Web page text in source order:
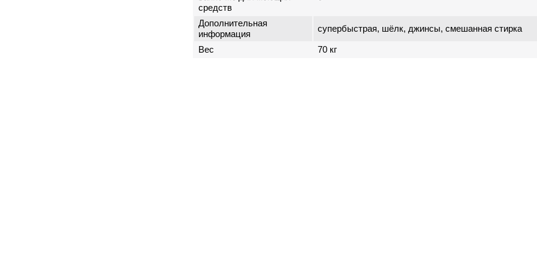
средств
Дополнительная
информация
супербыстрая, шёлк, джинсы, смешанная стирка
Вес 70 кг